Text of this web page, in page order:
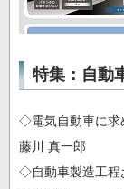
特集：自動
◇電気自動車に求
藤川 真一郎
◇自動車製造工程